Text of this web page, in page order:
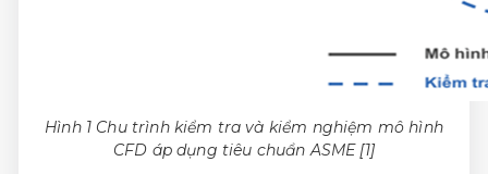
Hình 1 Chu trình kiểm tra và kiểm nghiệm mô hình
CFD áp dụng tiêu chuẩn ASME [1]